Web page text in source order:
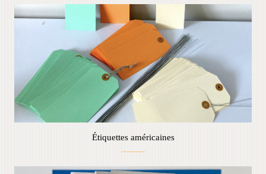
Étiquettes américaines